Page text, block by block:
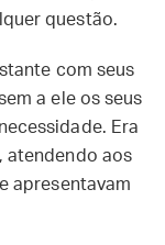
questão.
com seus
a ele os seus
Era
atendendo aos
apresentavam